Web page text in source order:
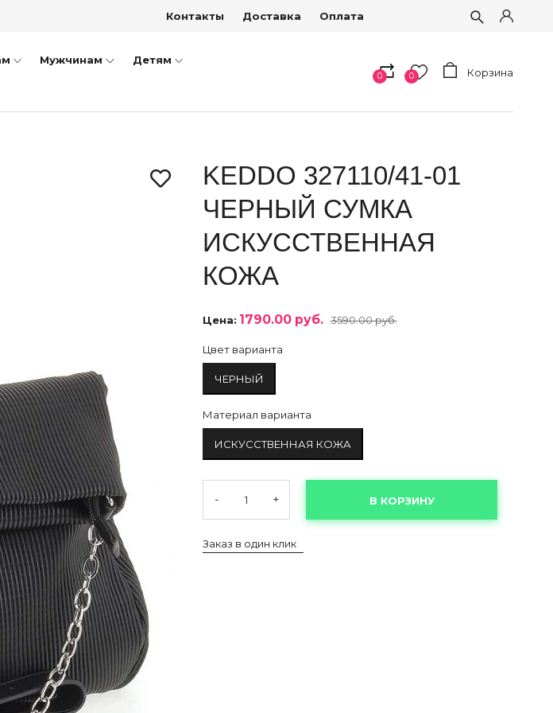
Контакты Доставка Оплата
Мужчинам
Детям
0 0 Корзина
KEDDO 327110/41-01
ЧЕРНЫЙ СУМКА
ИСКУССТВЕННАЯ
КОЖА
Цена: 1790.00 руб. 3590.00 руб.
Цвет варианта
ЧЕРНЫЙ
Материал варианта
ИСКУССТВЕННАЯ КОЖА
- + В КОРЗИНУ
Заказ в один клик